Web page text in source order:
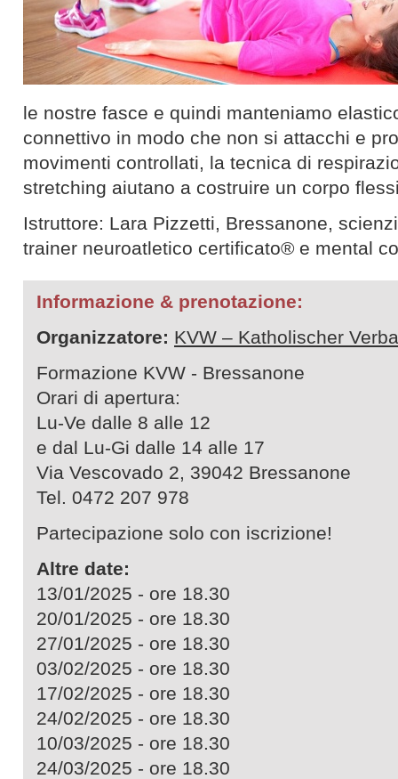
le nostre fasce e quindi manteniamo
connettivo in modo che non si attacchi e
movimenti controllati, la tecnica di
stretching aiutano a costruire un corpo
Istruttore: Lara Pizzetti, Bressanone,
trainer neuroatletico certificato® e mental
Informazione & prenotazione:
Organizzatore: KVW – Katholischer
Formazione KVW - Bressanone
Orari di apertura:
Lu-Ve dalle 8 alle 12
e dal Lu-Gi dalle 14 alle 17
Via Vescovado 2, 39042 Bressanone
Tel. 0472 207 978
Partecipazione solo con iscrizione!
Altre date:
13/01/2025 - ore 18.30
20/01/2025 - ore 18.30
27/01/2025 - ore 18.30
03/02/2025 - ore 18.30
17/02/2025 - ore 18.30
24/02/2025 - ore 18.30
10/03/2025 - ore 18.30
24/03/2025 - ore 18.30